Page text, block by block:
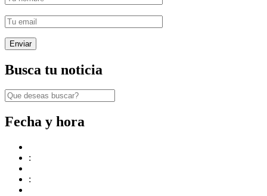
Busca tu noticia
Fecha y hora
:
: